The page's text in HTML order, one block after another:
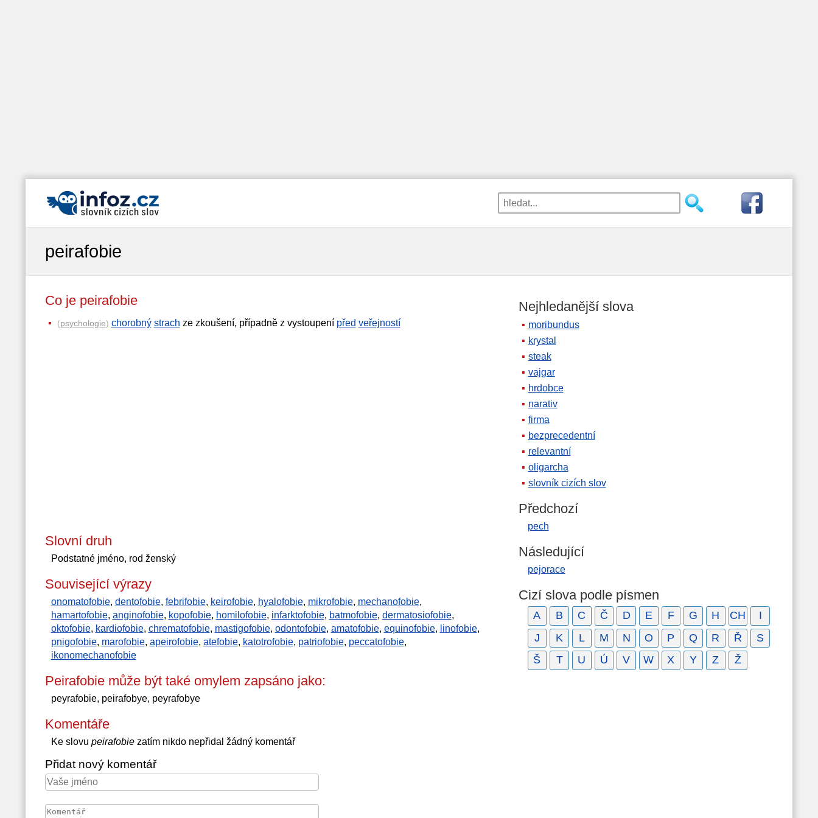
peirafobie
Co je peirafobie
(psychologie) chorobný strach ze zkoušení, případně z vystoupení před veřejností
Slovní druh
Podstatné jméno, rod ženský
Související výrazy
onomatofobie, dentofobie, febrifobie, keirofobie, hyalofobie, mikrofobie, mechanofobie,
hamartofobie, anginofobie, kopofobie, homilofobie, infarktofobie, batmofobie, dermatosiofobie,
oktofobie, kardiofobie, chrematofobie, mastigofobie, odontofobie, amatofobie, equinofobie, linofobie,
pnigofobie, marofobie, apeirofobie, atefobie, katotrofobie, patriofobie, peccatofobie,
ikonomechanofobie
Peirafobie může být také omylem zapsáno jako:
peyrafobie, peirafobye, peyrafobye
Komentáře
Ke slovu peirafobiezatím nikdo nepřidal žádný komentář
Přidat nový komentář
Nejhledanější slova
moribundus
krystal
steak
vajgar
hrdobce
narativ
firma
bezprecedentní
relevantní
oligarcha
slovník cizích slov
Předchozí
pech
Následující
pejorace
Cizí slova podle písmen
A B C Č D E F G H CH
I
J
K L M N O P Q R Ř
S
Š
T U Ú V W X Y Z Ž